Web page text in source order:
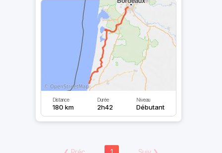
Distance
180 km
Durée
2h42
Niveau
Débutant